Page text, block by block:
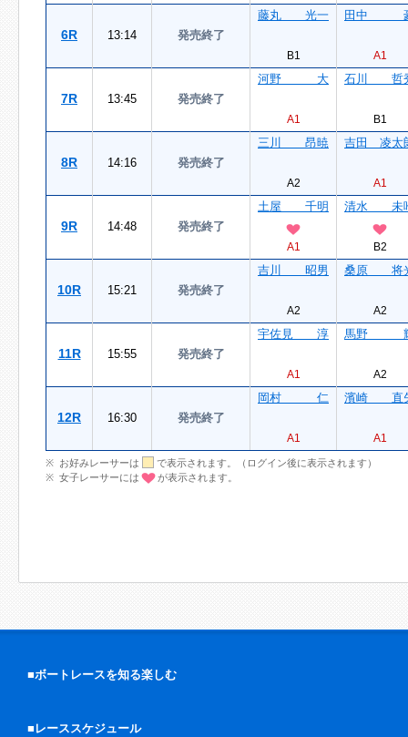
6R 13:14 発売終了
藤丸 光一
B1
田中
A1
7R 13:45 発売終了
河野 大
A1
石川 哲
B1
8R 14:16 発売終了
三川 昂暁
A2
吉田 凌太
A1
9R 14:48 発売終了
土屋 千明
A1
清水 未
B2
10R 15:21 発売終了
吉川 昭男
A2
桑原 将
A2
11R 15:55 発売終了
宇佐見 淳
A1
馬野
A2
12R 16:30 発売終了
岡村 仁
A1
濱崎 直
A1
お好みレーサーは
で表示されます。（ログイン後に表示されます）
女子レーサーには
が表示されます。
■ボートレースを知る楽しむ
■レーススケジュール